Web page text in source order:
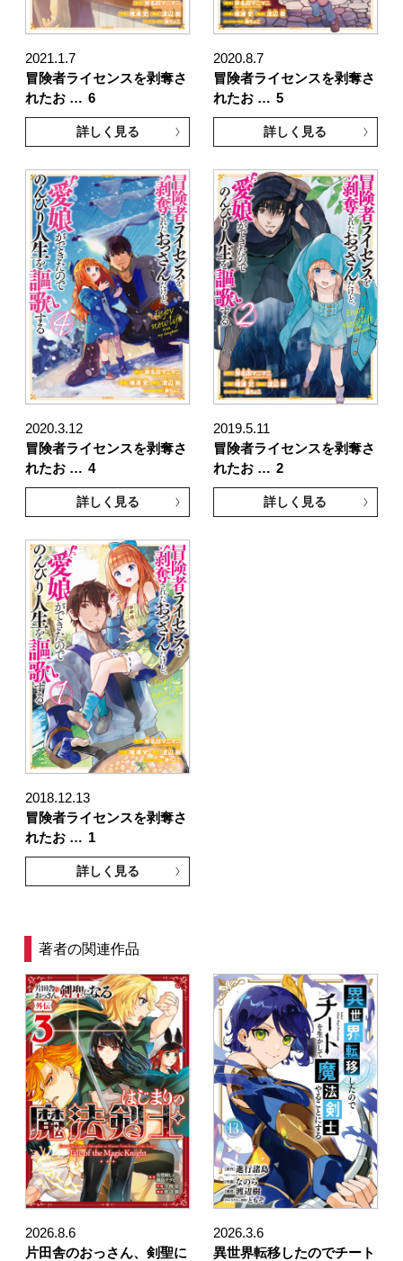
2021.1.7
冒険者ライセンスを剥奪さ
れたお … 6
詳しく見る
2020.8.7
冒険者ライセンスを剥奪さ
れたお … 5
詳しく見る
2020.3.12
冒険者ライセンスを剥奪さ
れたお … 4
詳しく見る
2019.5.11
冒険者ライセンスを剥奪さ
れたお … 2
詳しく見る
2018.12.13
冒険者ライセンスを剥奪さ
れたお … 1
詳しく見る
著者の関連作品
2026.8.6
片田舎のおっさん、剣聖に
2026.3.6
異世界転移したのでチート